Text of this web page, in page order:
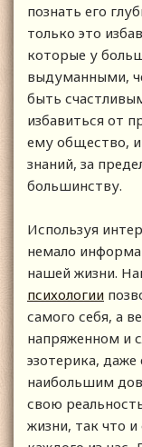
познать его
только это
которые у
выдуманными,
быть
избавиться от
ему общество, и
знаний, за
большинству.
Используя
немало
нашей жизни.
психологии
самого себя, а
напряженном и
эзотерика, даже
наибольшим
свою
жизни, так что